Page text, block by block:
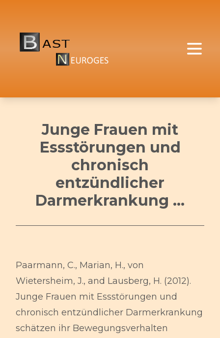
Junge Frauen mit
Essstörungen und
chronisch
entzündlicher
Darmerkrankung ...
Paarmann, C., Marian, H., von
Wietersheim, J., and Lausberg, H. (2012).
Junge Frauen mit Essstörungen und
chronisch entzündlicher Darmerkrankung
schätzen ihr Bewegungsverhalten